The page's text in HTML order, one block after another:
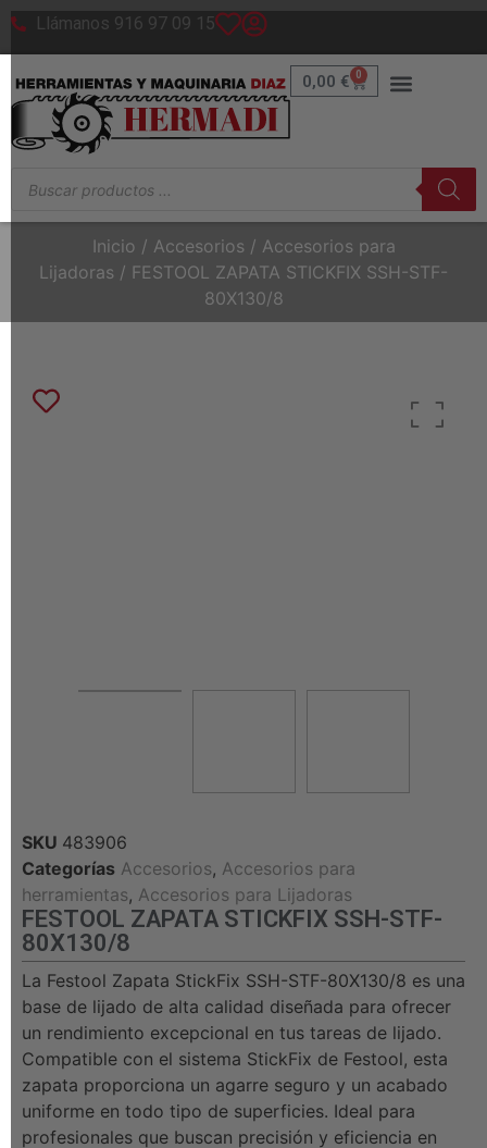
Llámanos 916 97 09 15
0,00 € 0
Inicio / Accesorios / Accesorios para
Lijadoras / FESTOOL ZAPATA STICKFIX SSH-STF-
80X130/8
SKU 483906
Categorías Accesorios, Accesorios para
herramientas, Accesorios para Lijadoras
FESTOOL ZAPATA STICKFIX SSH-STF-
80X130/8
La Festool Zapata StickFix SSH-STF-80X130/8 es una
base de lijado de alta calidad diseñada para ofrecer
un rendimiento excepcional en tus tareas de lijado.
Compatible con el sistema StickFix de Festool, esta
zapata proporciona un agarre seguro y un acabado
uniforme en todo tipo de superficies. Ideal para
profesionales que buscan precisión y eficiencia en